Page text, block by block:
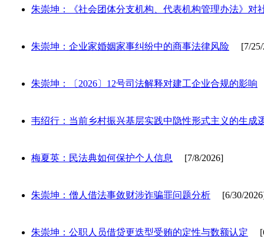
朱崇坤：《社会团体分支机构、代表机构管理办法》对
朱崇坤：企业家婚姻家事纠纷中的商事法律风险 [7/25/
朱崇坤：〔2026〕12号司法解释对建工企业合规的影响
韦绍行：当前乡村振兴基层实践中隐性形式主义的生
梅夏英：民法典如何保护个人信息 [7/8/2026]
朱崇坤：僧人借法事敛财涉诈骗罪问题分析 [6/30/
朱崇坤：公职人员借贷更迭型受贿的定性与数额认定